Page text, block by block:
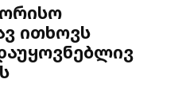
ითხოვს